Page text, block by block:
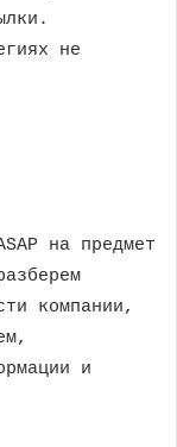
не
на предмет
компании,
и